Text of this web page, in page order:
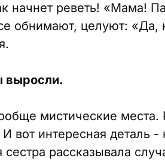
начнет реветь! «Мама!
обнимают, целуют: «Да,
выросли.
мистические места.
вот интересная деталь
рассказывала